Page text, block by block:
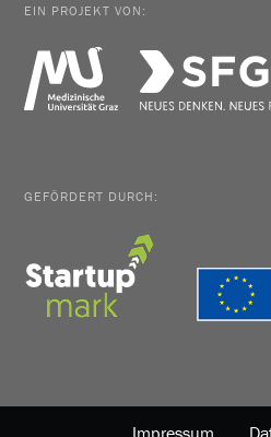
EIN PROJEKT VON:
GEFÖRDERT DURCH:
Impressum